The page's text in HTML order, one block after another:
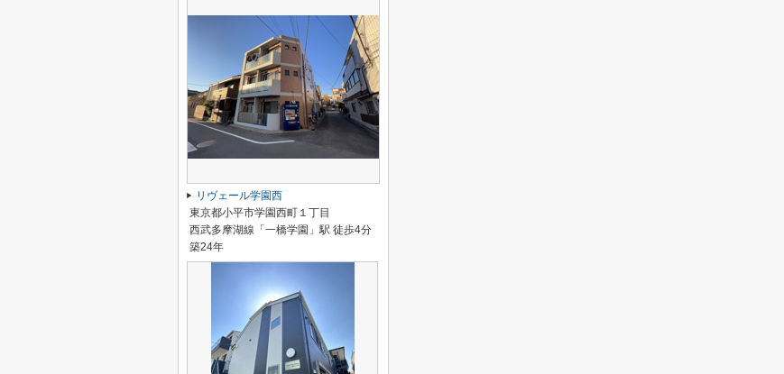
リヴェール学園西
東京都小平市学園西町１丁目
西武多摩湖線「一橋学園」駅 徒歩4分
築24年